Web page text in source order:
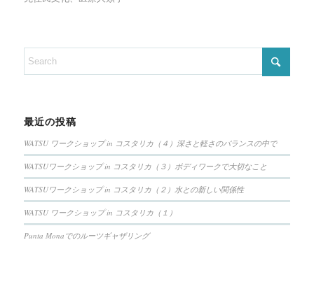
最近の投稿
WATSU ワークショップ in コスタリカ（４）深さと軽さのバランスの中で
WATSUワークショップ in コスタリカ（３）ボディワークで大切なこと
WATSUワークショップ in コスタリカ（２）水との新しい関係性
WATSU ワークショップ in コスタリカ（１）
Punta Monaでのルーツギャザリング